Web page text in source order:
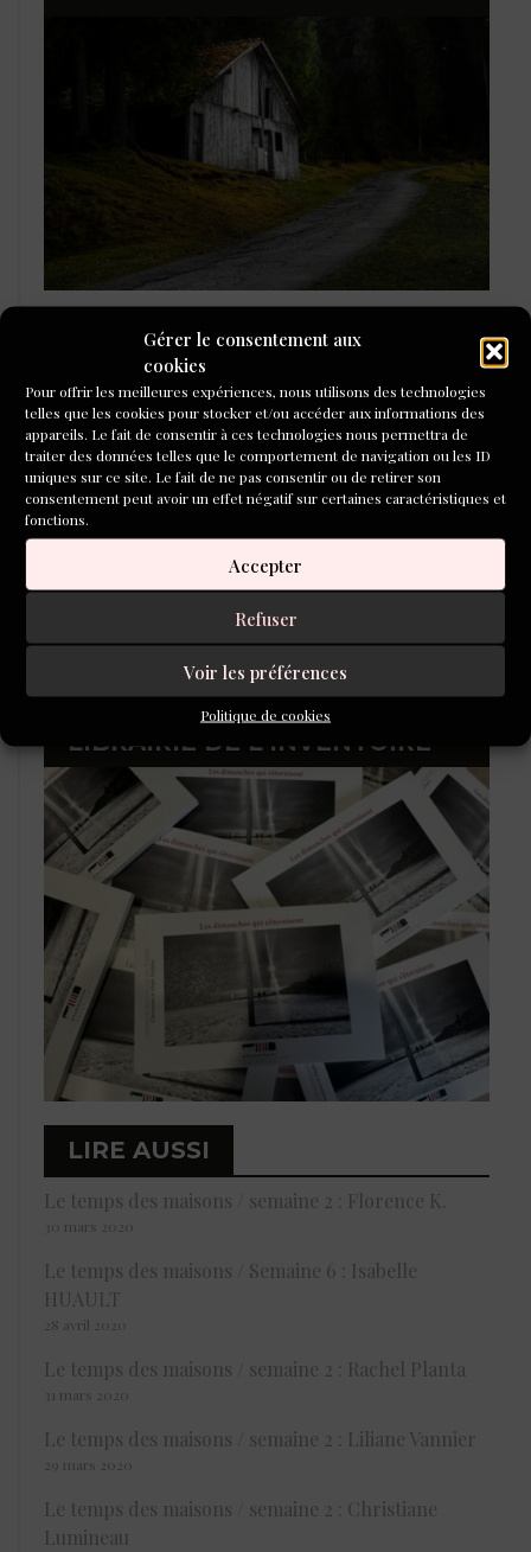
Gérer le consentement aux
cookies
Pour offrir les meilleures expériences, nous utilisons des technologies
telles que les cookies pour stocker et/ou accéder aux informations des
appareils. Le fait de consentir à ces technologies nous permettra de
traiter des données telles que le comportement de navigation ou les ID
uniques sur ce site. Le fait de ne pas consentir ou de retirer son
consentement peut avoir un effet négatif sur certaines caractéristiques et
fonctions.
Accepter
Refuser
Voir les préférences
Politique de cookies
L'ÉCOLE DU ROMAN D'ALEPH-
ÉCRITURE
LIBRAIRIE DE L’INVENTOIRE
LIRE AUSSI
Le temps des maisons / semaine 2 : Florence K.
30 mars 2020
Le temps des maisons / Semaine 6 : Isabelle
HUAULT
28 avril 2020
Le temps des maisons / semaine 2 : Rachel Planta
31 mars 2020
Le temps des maisons / semaine 2 : Liliane Vannier
29 mars 2020
Le temps des maisons / semaine 2 : Christiane
Lumineau